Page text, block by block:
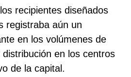
recipientes diseñados
registraba aún un
en los volúmenes de
en los centros
de la capital.